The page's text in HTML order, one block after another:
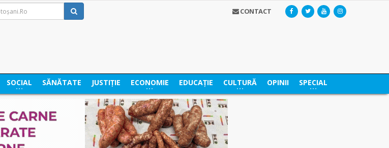
CONTACT
SOCIAL SĂNĂTATE JUSTIȚIE ECONOMIE EDUCAȚIE CULTURĂ OPINII SPECIAL